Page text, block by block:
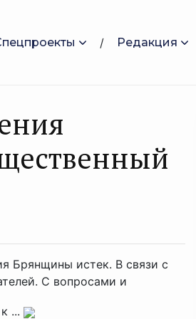
Редакция
Брянщины истек. В связи с
С вопросами и
...